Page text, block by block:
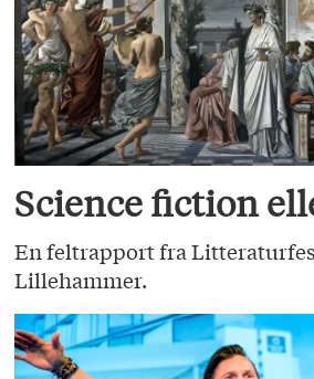
Science fiction
En feltrapport fra
Lillehammer.